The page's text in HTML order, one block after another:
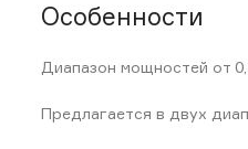
Особенности
Диапазон мощностей от
Предлагается в двух